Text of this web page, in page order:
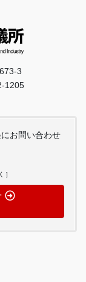
3
1205
お問い合わせ
]